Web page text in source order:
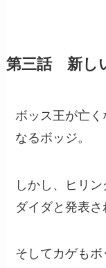
第三話 新し
ボッス王が亡
なるボッジ。
しかし、ヒリ
ダイダと発表さ
そしてカゲも